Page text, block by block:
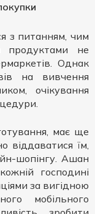
з питанням, чим
продуктами не
Однак
на вивчення
очікування
має ще
віддаватися їм,
шопінгу. Ашан
господині
за вигідною
мобільного